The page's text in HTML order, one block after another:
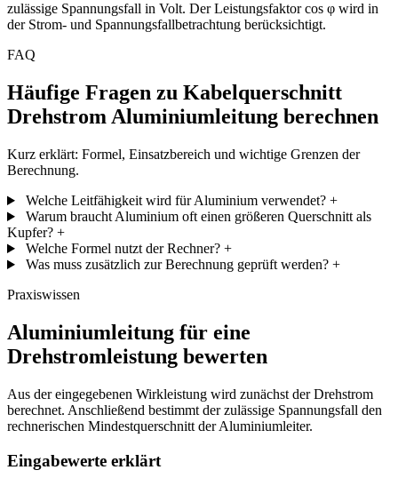
zulässige Spannungsfall in Volt. Der Leistungsfaktor cos φ wird in
der Strom- und Spannungsfallbetrachtung berücksichtigt.
FAQ
Häufige Fragen zu Kabelquerschnitt
Drehstrom Aluminiumleitung berechnen
Kurz erklärt: Formel, Einsatzbereich und wichtige Grenzen der
Berechnung.
Welche Leitfähigkeit wird für Aluminium verwendet? +
Warum braucht Aluminium oft einen größeren Querschnitt als
Kupfer? +
Welche Formel nutzt der Rechner? +
Was muss zusätzlich zur Berechnung geprüft werden? +
Praxiswissen
Aluminiumleitung für eine
Drehstromleistung bewerten
Aus der eingegebenen Wirkleistung wird zunächst der Drehstrom
berechnet. Anschließend bestimmt der zulässige Spannungsfall den
rechnerischen Mindestquerschnitt der Aluminiumleiter.
Eingabewerte erklärt